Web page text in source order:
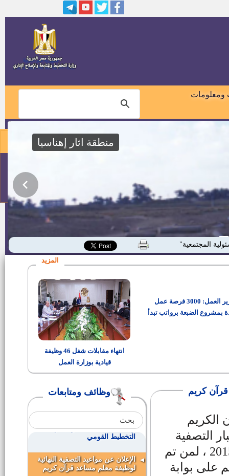
01018460099
ومعلومات
منطقة اثار إهناسيا
المجتمعية"
المزيد
وزير العمل: 3000 فرصة عمل
بمشروع الضبعة برواتب تبدأ
انتهاء مقابلات شغل 46 وظيفة
قيادية بوزارة العمل
قرآن كريم
الكريم
التصفية
النهائية لمسابقة معلمي القرآن الكريم تعاقدات 2015 ، لمن تم
على بوابة
وظائف ومتابعات
وظائف خالية بمصلحة الشهر
مترجمين بالقوات المسلحة
435 وظيفة شاغرة بالمستشفيات
وظائف هيئة الطاقة النووية
وظائف بمصنع إم كى لخشب
الكونتر
الحربي
بدء المقابلات الشخصية لوظائف
معلم مساعد بالأزهر الشريف
1000 فرصة عمل تابعة للقوى
161 فرصة عمل بالقطاع الخاص
والتقديم بمديرية القوى العاملة
وظائف سكك حديد مصر
وظائف أكاديمية شاغرة بمعهد
التخطيط القومي
الإعلان عن مواعيد التصفية النهائية
لوظيفة معلم مساعد قرآن كريم